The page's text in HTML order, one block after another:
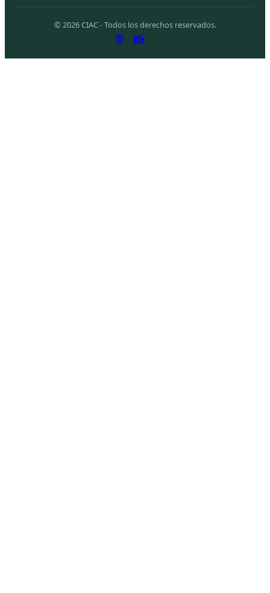
© 2026 CIAC - Todos los derechos reservados.
🌐 📸